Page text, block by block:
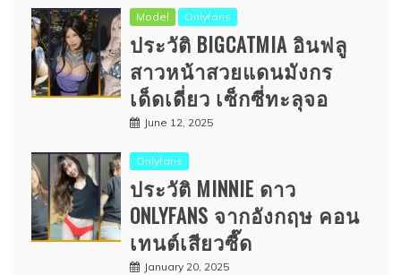
Model Onlyfans
ประวัติ BIGCATMIA อินฟลู
สาวหน้าสวยแดนมังกร
เด็ดเดี่ยว เซ็กซี่ทะลุจอ
June 12, 2025
Onlyfans
ประวัติ MINNIE ดาว
ONLYFANS จากอังกฤษ คอน
เทนต์เสียวซี๊ด
January 20, 2025